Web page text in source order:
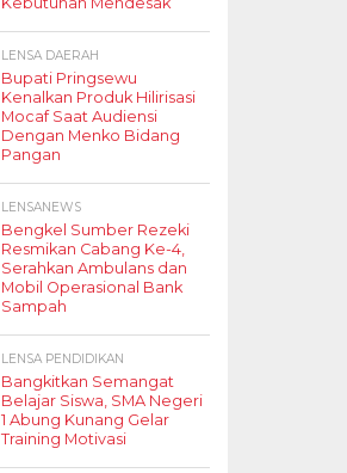
LENSA DAERAH
Bupati Pringsewu
Kenalkan Produk Hilirisasi
Mocaf Saat Audiensi
Dengan Menko Bidang
Pangan
LENSANEWS
Bengkel Sumber Rezeki
Resmikan Cabang Ke-4,
Serahkan Ambulans dan
Mobil Operasional Bank
Sampah
LENSA PENDIDIKAN
Bangkitkan Semangat
Belajar Siswa, SMA Negeri
1 Abung Kunang Gelar
Training Motivasi